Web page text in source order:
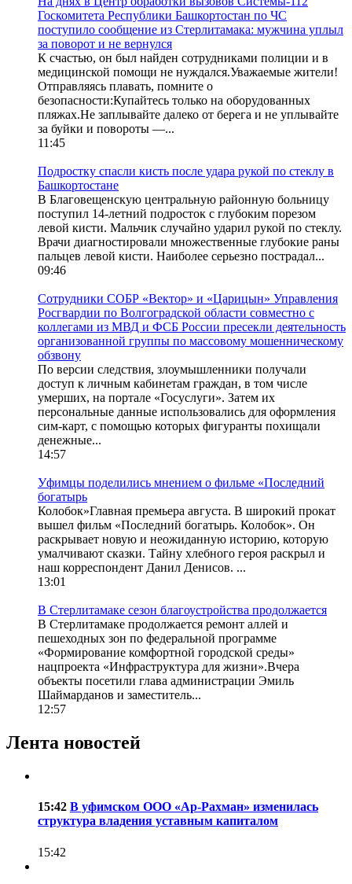
Госкомитета Республики Башкортостан по ЧС
поступило сообщение из Стерлитамака: мужчина уплыл
за поворот и не вернулся
К счастью, он был найден сотрудниками полиции и в
медицинской помощи не нуждался.Уважаемые жители!
Отправляясь плавать, помните о
безопасности:Купайтесь только на оборудованных
пляжах.Не заплывайте далеко от берега и не уплывайте
за буйки и повороты —...
11:45
Подростку спасли кисть после удара рукой по стеклу в
Башкортостане
В Благовещенскую центральную районную больницу
поступил 14-летний подросток с глубоким порезом
левой кисти. Мальчик случайно ударил рукой по стеклу.
Врачи диагностировали множественные глубокие раны
пальцев левой кисти. Наиболее серьезно пострадал...
09:46
Сотрудники СОБР «Вектор» и «Царицын» Управления
Росгвардии по Волгоградской области совместно с
коллегами из МВД и ФСБ России пресекли деятельность
организованной группы по массовому мошенническому
обзвону
По версии следствия, злоумышленники получали
доступ к личным кабинетам граждан, в том числе
умерших, на портале «Госуслуги». Затем их
персональные данные использовались для оформления
сим-карт, с помощью которых фигуранты похищали
денежные...
14:57
Уфимцы поделились мнением о фильме «Последний
богатырь
Колобок»Главная премьера августа. В широкий прокат
вышел фильм «Последний богатырь. Колобок». Он
раскрывает новую и неожиданную историю, которую
умалчивают сказки. Тайну хлебного героя раскрыл и
наш корреспондент Данил Денисов. ...
13:01
В Стерлитамаке сезон благоустройства продолжается
В Стерлитамаке продолжается ремонт аллей и
пешеходных зон по федеральной программе
«Формирование комфортной городской среды»
нацпроекта «Инфраструктура для жизни».Вчера
объекты посетили глава администрации Эмиль
Шаймарданов и заместитель...
12:57
Лента новостей
15:42 В уфимском ООО «Ар-Рахман» изменилась
структура владения уставным капиталом
15:42